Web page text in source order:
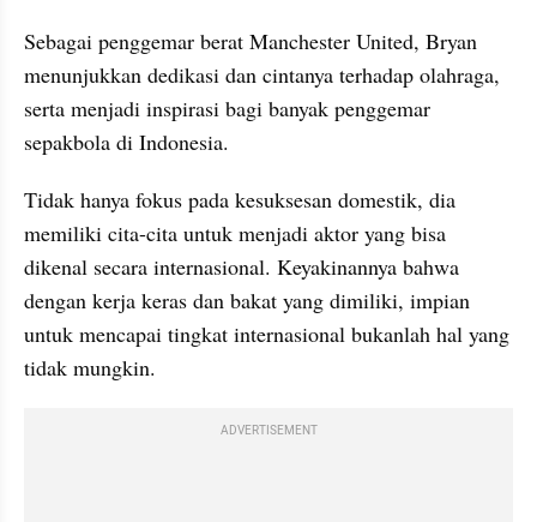
Sebagai penggemar berat Manchester United, Bryan
menunjukkan dedikasi dan cintanya terhadap olahraga,
serta menjadi inspirasi bagi banyak penggemar
sepakbola di Indonesia.
Tidak hanya fokus pada kesuksesan domestik, dia
memiliki cita-cita untuk menjadi aktor yang bisa
dikenal secara internasional. Keyakinannya bahwa
dengan kerja keras dan bakat yang dimiliki, impian
untuk mencapai tingkat internasional bukanlah hal yang
tidak mungkin.
ADVERTISEMENT